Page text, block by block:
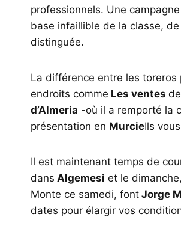
professionnels. Une
base infaillible de la classe,
distinguée.
La différence entre les toreros
endroits comme Les ventes
d’Almeria -où il a remporté la
présentation en MurcieIls
Il est maintenant temps de
dans Algemesi et le
Monte ce samedi, font Jorge
dates pour élargir vos